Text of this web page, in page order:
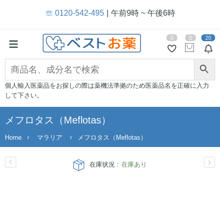
☏ 0120-542-495 午前9時 ~ 午後6時
20
0 0
個人輸入医薬品をお探しの際は薬機法準拠のため医薬品名を正確に入力
して下さい。
メフロタス（Meflotas）
Home マラリア メフロタス（Meflotas）
在庫状況 : 在庫あり